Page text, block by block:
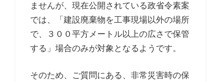
ませんが、現在公開されている政省令素案
では、「建設廃棄物を工事現場以外の場所
で、３００平方メートル以上の広さで保管
する」場合のみが対象となるようです。
そのため、ご質問にある、非常災害時の保